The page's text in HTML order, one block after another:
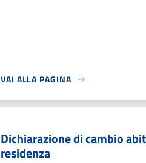
VAI ALLA PAGINA
Dichiarazione di cambio
residenza